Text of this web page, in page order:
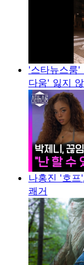
'스타뉴스룸'
다움' 잃지
나홍진 '호프
쾌거